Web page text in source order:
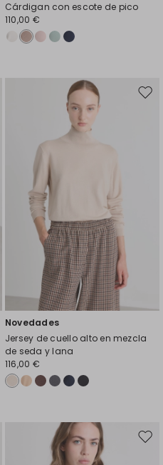
Cárdigan con escote de pico
110,00 €
Novedades
Jersey de cuello alto en mezcla
de seda y lana
116,00 €